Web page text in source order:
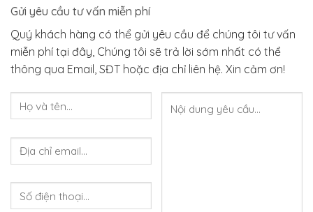
Gửi yêu cầu tư vấn miễn phí
Quý khách hàng có thể gửi yêu cầu để chúng tôi tư vấn
miễn phí tại đây, Chúng tôi sẽ trả lời sớm nhất có thể
thông qua Email, SĐT hoặc địa chỉ liên hệ. Xin cảm ơn!